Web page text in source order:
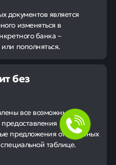
документов является
изменяться в
банка –
пополняться.
без
все возможные
предложения от основных
таблице.